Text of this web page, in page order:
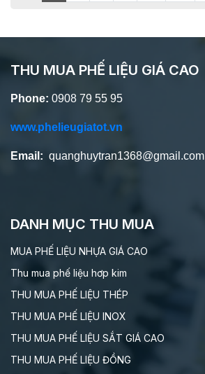
THU MUA PHẾ LIỆU GIÁ CAO
Phone: 0908 79 55 95
www.phelieugiatot.vn
Email: quanghuytran1368@gmail.com
DANH MỤC THU MUA
MUA PHẾ LIỆU NHỰA GIÁ CAO
Thu mua phế liệu hơp kim
THU MUA PHẾ LIỆU THÉP
THU MUA PHẾ LIỆU INOX
THU MUA PHẾ LIỆU SẮT GIÁ CAO
THU MUA PHẾ LIỆU ĐỒNG